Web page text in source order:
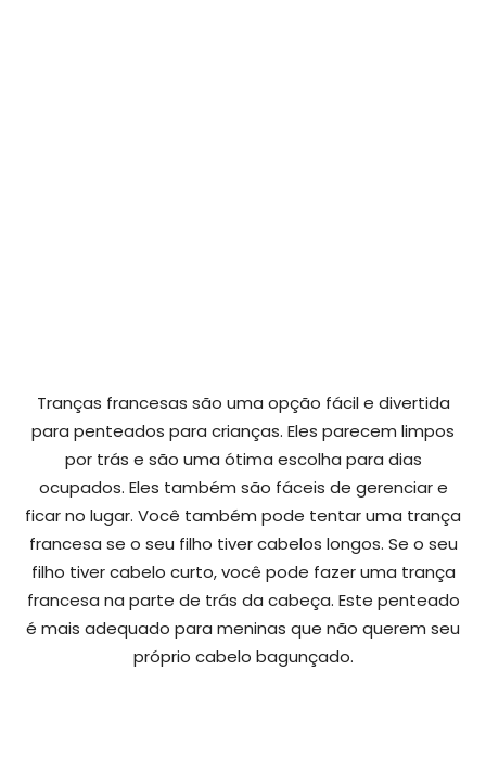
Tranças francesas são uma opção fácil e divertida
para penteados para crianças. Eles parecem limpos
por trás e são uma ótima escolha para dias
ocupados. Eles também são fáceis de gerenciar e
ficar no lugar. Você também pode tentar uma trança
francesa se o seu filho tiver cabelos longos. Se o seu
filho tiver cabelo curto, você pode fazer uma trança
francesa na parte de trás da cabeça. Este penteado
é mais adequado para meninas que não querem seu
próprio cabelo bagunçado.